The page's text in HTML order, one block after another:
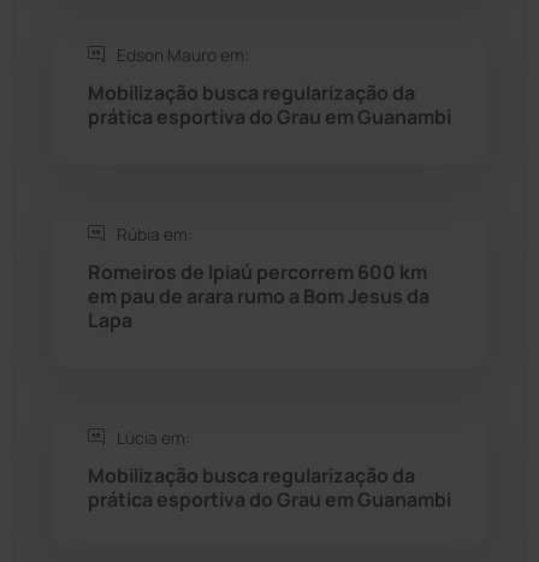
Saúde
Seabra (50)
Sítio do Mato
Sudoeste Baiano
Edson Mauro em:
Mobilização busca regularização da
prática esportiva do Grau em Guanambi
Rúbia em:
Romeiros de Ipiaú percorrem 600 km
em pau de arara rumo a Bom Jesus da
Lapa
Lúcia em:
Mobilização busca regularização da
prática esportiva do Grau em Guanambi